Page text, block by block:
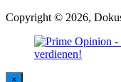
Copyright © 2026,
×